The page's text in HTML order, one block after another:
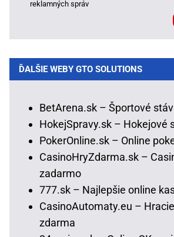
reklamných správ
ĎALŠIE WEBY GTO SOLUTIONS
BetArena.sk – Športové
HokejSpravy.sk – Hokejové
PokerOnline.sk – Online
CasinoHryZdarma.sk –
zadarmo
777.sk – Najlepšie online
CasinoAutomaty.eu –
zdarma